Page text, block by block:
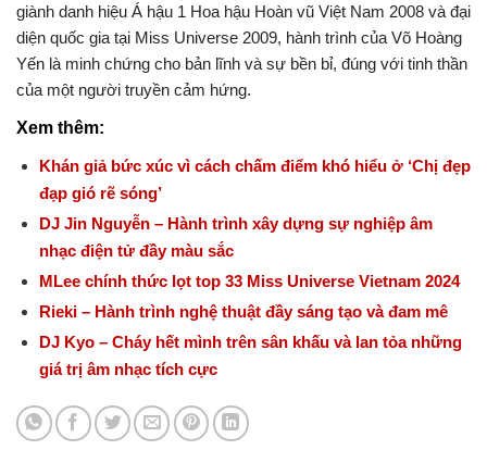
giành danh hiệu Á hậu 1 Hoa hậu Hoàn vũ Việt Nam 2008 và đại
diện quốc gia tại Miss Universe 2009, hành trình của Võ Hoàng
Yến là minh chứng cho bản lĩnh và sự bền bỉ, đúng với tinh thần
của một người truyền cảm hứng.
Xem thêm:
Khán giả bức xúc vì cách chấm điểm khó hiểu ở ‘Chị đẹp
đạp gió rẽ sóng’
DJ Jin Nguyễn – Hành trình xây dựng sự nghiệp âm
nhạc điện tử đầy màu sắc
MLee chính thức lọt top 33 Miss Universe Vietnam 2024
Rieki – Hành trình nghệ thuật đầy sáng tạo và đam mê
DJ Kyo – Cháy hết mình trên sân khấu và lan tỏa những
giá trị âm nhạc tích cực